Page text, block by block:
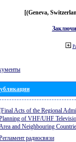
[(Geneva,
Acts of the Regional
of VHF/UHF
Area and Neighbouring
радиосвязи